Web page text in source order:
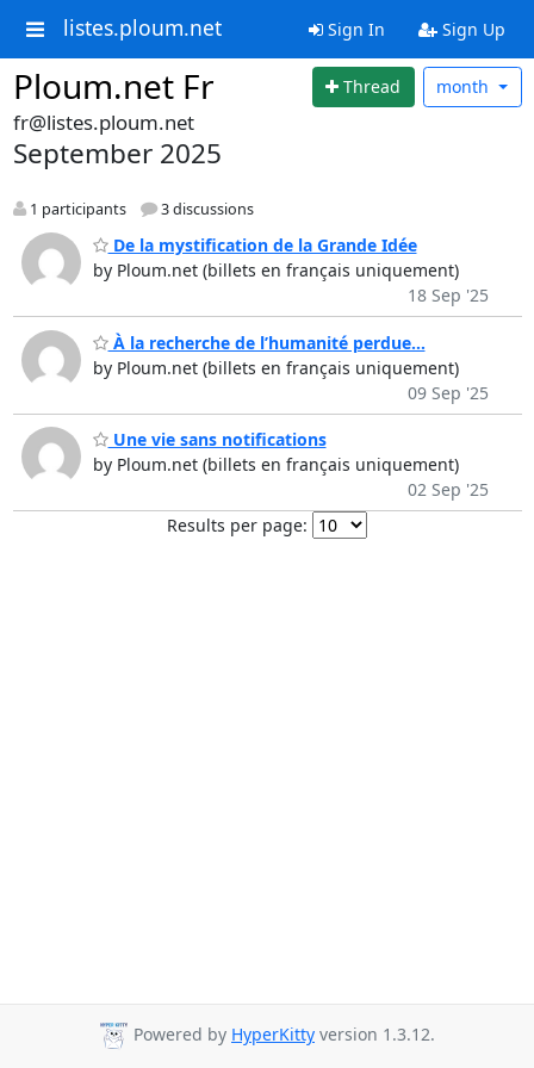
listes.ploum.net Sign In Sign Up
Ploum.net Fr Thread month
fr@listes.ploum.net
September 2025
1 participants 3 discussions
De la mystification de la Grande Idée
by Ploum.net (billets en français uniquement)
18 Sep '25
À la recherche de l’humanité perdue…
by Ploum.net (billets en français uniquement)
09 Sep '25
Une vie sans notifications
by Ploum.net (billets en français uniquement)
02 Sep '25
Results per page:
Powered by HyperKitty version 1.3.12.